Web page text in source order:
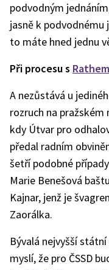
podvodným
jasně k podvodnému
to máte hned jednu
Při procesu s Rathem
A nezůstává u
rozruch na
kdy Útvar pro
předal radním
šetří podobné
Marie Benešová
Kajnar, jenž je
Zaorálka.
Bývalá nejvyšší
myslí, že pro ČSSD